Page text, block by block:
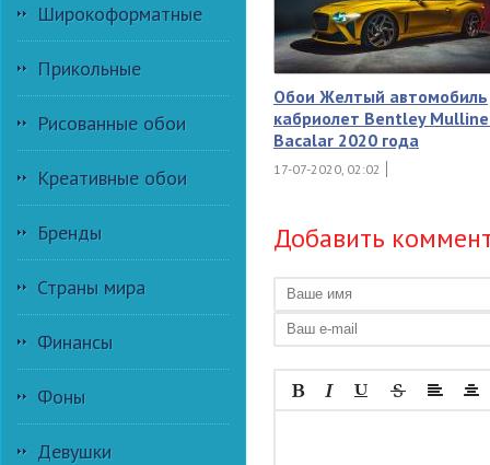
Широкоформатные
Прикольные
Рисованные обои
Креативные обои
Бренды
Страны мира
Финансы
Фоны
Девушки
Обои Желтый автомобиль
кабриолет Bentley
Bacalar 2020 года
17-07-2020, 02:02
Добавить